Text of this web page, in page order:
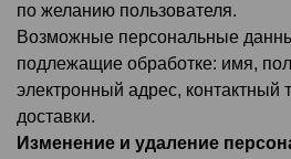
по желанию пользователя.
Возможные персональные
подлежащие обработке: имя,
электронный адрес, контактный
доставки.
Изменение и удаление